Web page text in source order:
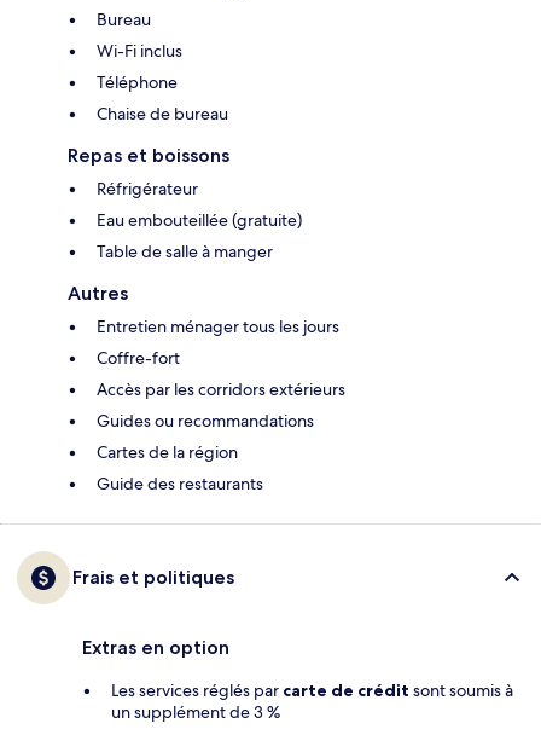
Bureau
Wi-Fi inclus
Téléphone
Chaise de bureau
Repas et boissons
Réfrigérateur
Eau embouteillée (gratuite)
Table de salle à manger
Autres
Entretien ménager tous les jours
Coffre-fort
Accès par les corridors extérieurs
Guides ou recommandations
Cartes de la région
Guide des restaurants
Frais et politiques
Extras en option
Les services réglés par carte de crédit sont soumis à
un supplément de 3 %